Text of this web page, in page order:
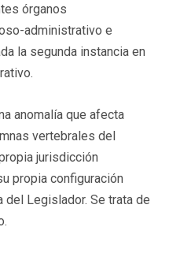
órganos
administrativo e
la segunda instancia en
anomalía que afecta
vertebrales del
jurisdicción
propia configuración
del Legislador. Se trata de